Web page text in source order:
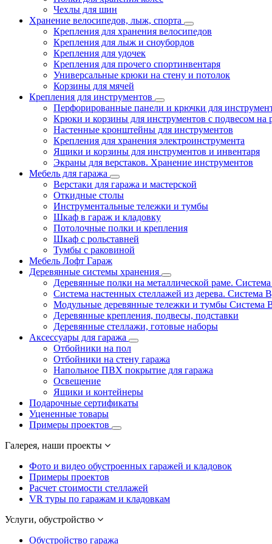
Чехлы для шин
Хранение велосипедов, лыж, спорта
Крепления для хранения велосипедов
Крепления для лыж и сноубордов
Крепления для удочек
Крепления для прочего спортинвентаря
Универсальные крюки на стену и потолок
Корзины для мячей
Крепления для инструментов
Перфорированные панели и крючки для
Крюки и корзины для инструментов с подвесом на
Настенные кронштейны для инструментов
Крепления для хранения электроинструмента
Ящики и корзины для инструментов и инвентаря
Экраны для верстаков. Хранение инструментов
Мебель для гаража
Верстаки для гаража и мастерской
Откидные столы
Инструментальные тележки и тумбы
Шкаф в гараж и кладовку
Потолочные полки и крепления
Шкаф с рольставней
Тумбы с раковиной
Мебель Лофт Гараж
Деревянные системы хранения
Деревянные полки на металлической раме.
Система настенных стеллажей из дерева. Система
Модульные деревянные тележки и тумбы Система
Деревянные крепления, подвесы, подставки
Деревянные стеллажи, готовые наборы
Аксессуары для гаража
Отбойники на пол
Отбойники на стену гаража
Напольное ПВХ покрытие для гаража
Освещение
Ящики и контейнеры
Подарочные сертификаты
Уцененные товары
Примеры проектов
Галерея, наши проекты
Фото и видео обустроенных гаражей и кладовок
Примеры проектов
Расчет стоимости стеллажей
VR туры по гаражам и кладовкам
Услуги, обустройство
Обустройство гаража